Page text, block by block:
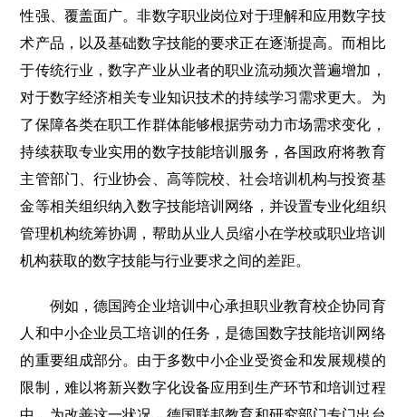
性强、覆盖面广。非数字职业岗位对于理解和应用数字技
术产品，以及基础数字技能的要求正在逐渐提高。而相比
于传统行业，数字产业从业者的职业流动频次普遍增加，
对于数字经济相关专业知识技术的持续学习需求更大。为
了保障各类在职工作群体能够根据劳动力市场需求变化，
持续获取专业实用的数字技能培训服务，各国政府将教育
主管部门、行业协会、高等院校、社会培训机构与投资基
金等相关组织纳入数字技能培训网络，并设置专业化组织
管理机构统筹协调，帮助从业人员缩小在学校或职业培训
机构获取的数字技能与行业要求之间的差距。
例如，德国跨企业培训中心承担职业教育校企协同育
人和中小企业员工培训的任务，是德国数字技能培训网络
的重要组成部分。由于多数中小企业受资金和发展规模的
限制，难以将新兴数字化设备应用到生产环节和培训过程